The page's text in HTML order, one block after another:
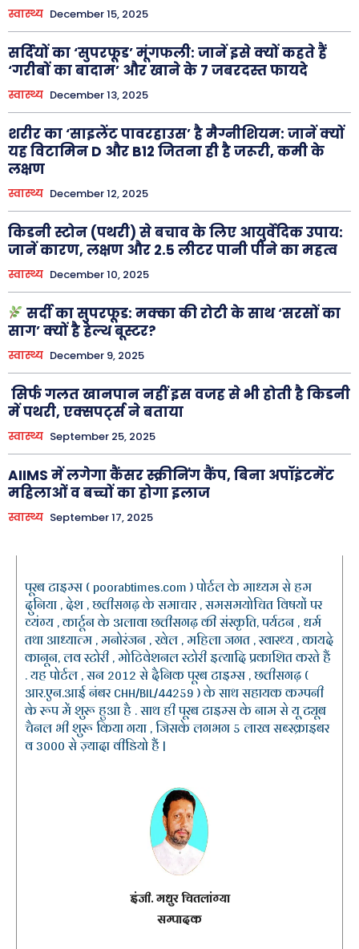
स्वास्थ्य December 15, 2025
सर्दियों का ‘सुपरफूड’ मूंगफली: जानें इसे क्यों कहते हैं
‘गरीबों का बादाम’ और खाने के 7 जबरदस्त फायदे
स्वास्थ्य December 13, 2025
शरीर का ‘साइलेंट पावरहाउस’ है मैग्नीशियम: जानें क्यों
यह विटामिन D और B12 जितना ही है जरूरी, कमी के
लक्षण
स्वास्थ्य December 12, 2025
किडनी स्टोन (पथरी) से बचाव के लिए आयुर्वेदिक उपाय:
जानें कारण, लक्षण और 2.5 लीटर पानी पीने का महत्व
स्वास्थ्य December 10, 2025
सर्दी का सुपरफूड: मक्का की रोटी के साथ ‘सरसों का
साग’ क्यों है हेल्थ बूस्टर?
स्वास्थ्य December 9, 2025
सिर्फ गलत खानपान नहीं इस वजह से भी होती है किडनी
में पथरी, एक्सपर्ट्स ने बताया
स्वास्थ्य September 25, 2025
AIIMS में लगेगा कैंसर स्क्रीनिंग कैंप, बिना अपॉइंटमेंट
महिलाओं व बच्चों का होगा इलाज
स्वास्थ्य September 17, 2025
पूरब टाइम्स ( poorabtimes.com ) पोर्टल के माध्यम से हम
दुनिया , देश , छत्तीसगढ़ के समाचार , समसमयोचित विषयों पर
व्यंग्य , कार्टून के अलावा छत्तीसगढ़ की संस्कृति, पर्यटन , धर्म
तथा आध्यात्म , मनोरंजन , खेल , महिला जगत , स्वास्थ्य , कायदे
कानून, लव स्टोरी , मोटिवेशनल स्टोरी इत्यादि प्रकाशित करते हैं
. यह पोर्टल , सन 2012 से दैनिक पूरब टाइम्स , छत्तीसगढ़ (
आर.एन.आई नंबर CHH/BIL/44259 ) के साथ सहायक कम्पनी
के रूप में शुरू हुआ है . साथ ही पूरब टाइम्स के नाम से यू ट्यूब
चैनल भी शुरू किया गया , जिसके लगभग 5 लाख सब्स्क्राइबर
व 3000 से ज़्यादा वीडियो हैं |
इंजी. मधुर चितलांग्या
सम्पादक